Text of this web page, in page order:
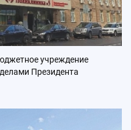
учреждение
Президента